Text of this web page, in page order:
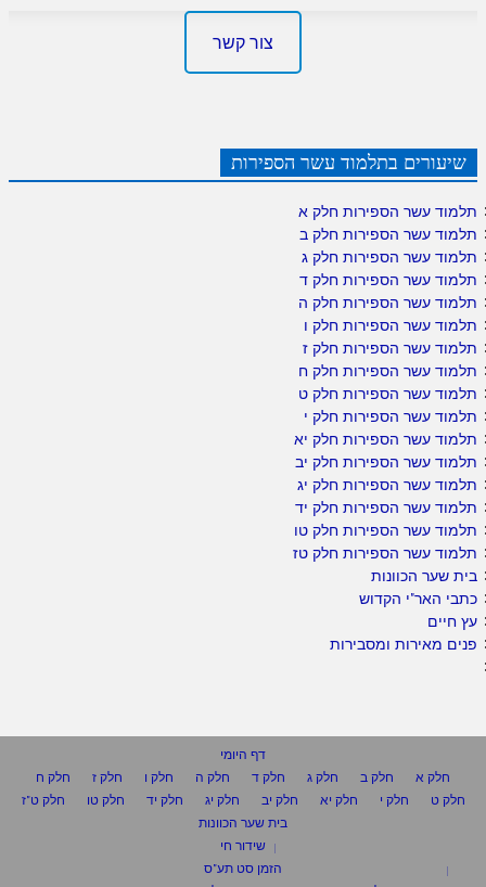
צור קשר
שיעורים בתלמוד עשר הספירות
תלמוד עשר הספירות חלק א
תלמוד עשר הספירות חלק ב
תלמוד עשר הספירות חלק ג
תלמוד עשר הספירות חלק ד
תלמוד עשר הספירות חלק ה
תלמוד עשר הספירות חלק ו
תלמוד עשר הספירות חלק ז
תלמוד עשר הספירות חלק ח
תלמוד עשר הספירות חלק ט
תלמוד עשר הספירות חלק י
תלמוד עשר הספירות חלק יא
תלמוד עשר הספירות חלק יב
תלמוד עשר הספירות חלק יג
תלמוד עשר הספירות חלק יד
תלמוד עשר הספירות חלק טו
תלמוד עשר הספירות חלק טז
בית שער הכוונות
כתבי האר"י הקדוש
עץ חיים
פנים מאירות ומסבירות
דף היומי
חלק א
חלק ב חלק ג חלק ד חלק ה חלק ו חלק ז
חלק ח
חלק ט
חלק י חלק יא חלק יב חלק יג חלק יד חלק טו
חלק ט"ז
בית שער הכוונות
שידור חי
הזמן סט תע"ס